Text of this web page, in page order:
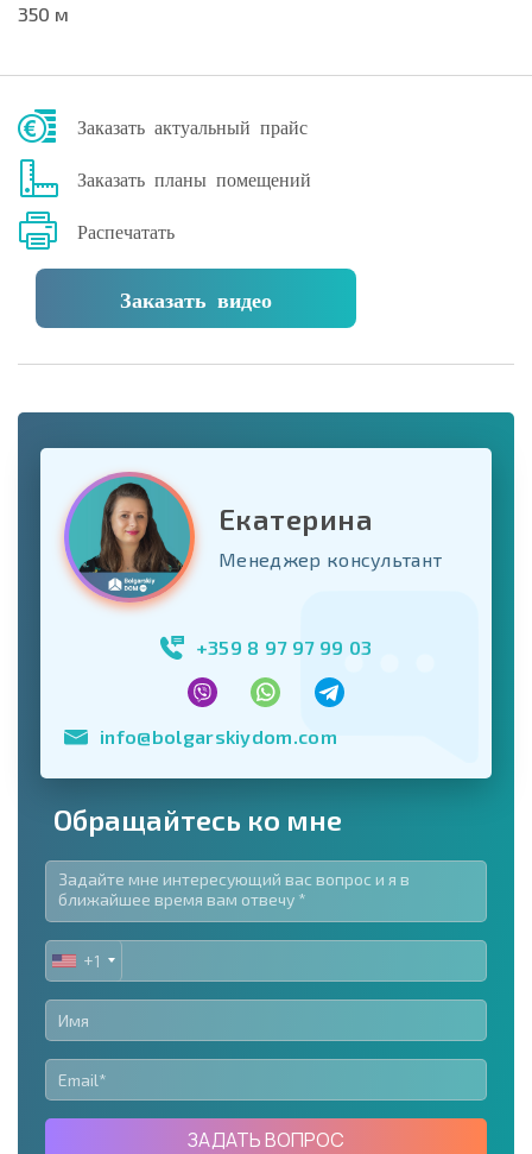
350 м
Заказать актуальный прайс
Заказать планы помещений
Распечатать
Заказать видео
Екатерина
Менеджер консультант
+359 8 97 97 99 03
info@bolgarskiydom.com
Обращайтесь ко мне
UNITED
STATES
+1
+1
ЗАДАТЬ ВОПРОС